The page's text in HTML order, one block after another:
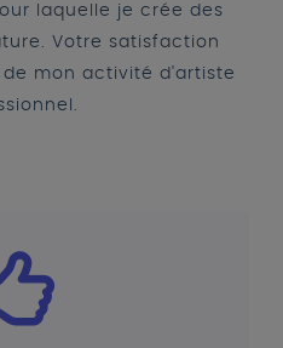
laquelle je crée des
Votre satisfaction
mon activité d'artiste